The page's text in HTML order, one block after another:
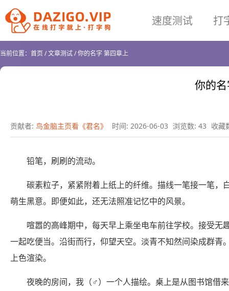
速度测试 打
当前位置： 首页/文章测试/你的名字 第四章上
你的
贡献者: 鸟金脑主页看《君名》 时间: 2026-06-03 浏览数: 43 收藏
铅笔，刷刷的流动。
碳素粒子，紧紧附着上纸上的纤维。描线一笔接一笔，
萌生黑意。即便如此，还无法照准记忆中的风景。
喧嚣的高峰期中，每天早上乘坐电车前往学校。接受无
一起吃便当。沿街而行，仰望天空。淡青不知然间染成群青
上色渲染。
夜晚的房间，我（♂）一个人描绘。桌上是从图书馆借